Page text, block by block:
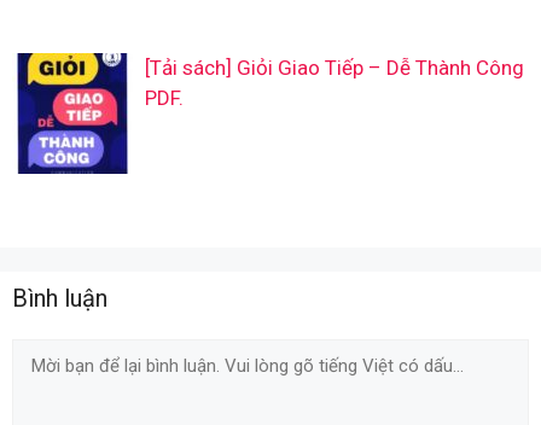
[Tải sách] Giỏi Giao Tiếp – Dễ Thành Công
PDF.
Bình luận
Comment